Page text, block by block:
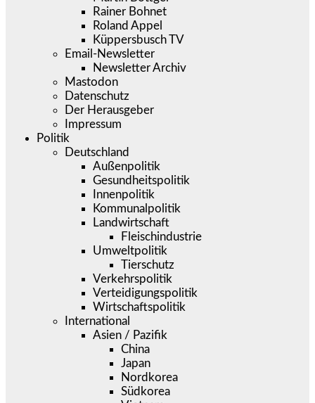
Rainer Bohnet
Roland Appel
Küppersbusch TV
Email-Newsletter
Newsletter Archiv
Mastodon
Datenschutz
Der Herausgeber
Impressum
Politik
Deutschland
Außenpolitik
Gesundheitspolitik
Innenpolitik
Kommunalpolitik
Landwirtschaft
Fleischindustrie
Umweltpolitik
Tierschutz
Verkehrspolitik
Verteidigungspolitik
Wirtschaftspolitik
International
Asien / Pazifik
China
Japan
Nordkorea
Südkorea